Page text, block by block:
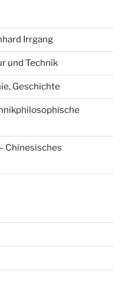
Irrgang
und Technik
Geschichte
Chinesisches